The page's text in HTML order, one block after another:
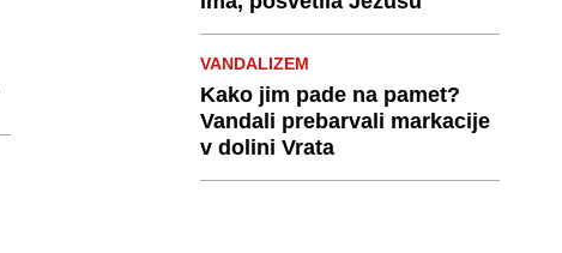
VANDALIZEM
Kako jim pade na pamet?
Vandali prebarvali markacije
v dolini Vrata